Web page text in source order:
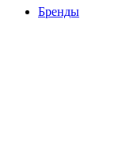
Бренды